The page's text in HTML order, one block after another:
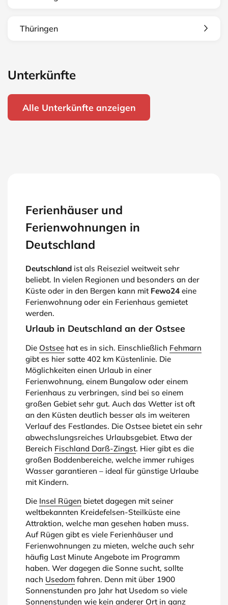
Thüringen
Unterkünfte
Alle Unterkünfte anzeigen
Ferienhäuser und
Ferienwohnungen in
Deutschland
Deutschland ist als Reiseziel weitweit sehr
beliebt. In vielen Regionen und besonders an der
Küste oder in den Bergen kann mit Fewo24 eine
Ferienwohnung oder ein Ferienhaus gemietet
werden.
Urlaub in Deutschland an der Ostsee
Die Ostsee hat es in sich. Einschließlich Fehmarn
gibt es hier satte 402 km Küstenlinie. Die
Möglichkeiten einen Urlaub in einer
Ferienwohnung, einem Bungalow oder einem
Ferienhaus zu verbringen, sind bei so einem
großen Gebiet sehr gut. Auch das Wetter ist oft
an den Küsten deutlich besser als im weiteren
Verlauf des Festlandes. Die Ostsee bietet ein sehr
abwechslungsreiches Urlaubsgebiet. Etwa der
Bereich Fischland Darß-Zingst. Hier gibt es die
großen Boddenbereiche, welche immer ruhiges
Wasser garantieren – ideal für günstige Urlaube
mit Kindern.
Die Insel Rügen bietet dagegen mit seiner
weltbekannten Kreidefelsen-Steilküste eine
Attraktion, welche man gesehen haben muss.
Auf Rügen gibt es viele Ferienhäuser und
Ferienwohnungen zu mieten, welche auch sehr
häufig Last Minute Angebote im Programm
haben. Wer dagegen die Sonne sucht, sollte
nach Usedom fahren. Denn mit über 1900
Sonnenstunden pro Jahr hat Usedom so viele
Sonnenstunden wie kein anderer Ort in ganz